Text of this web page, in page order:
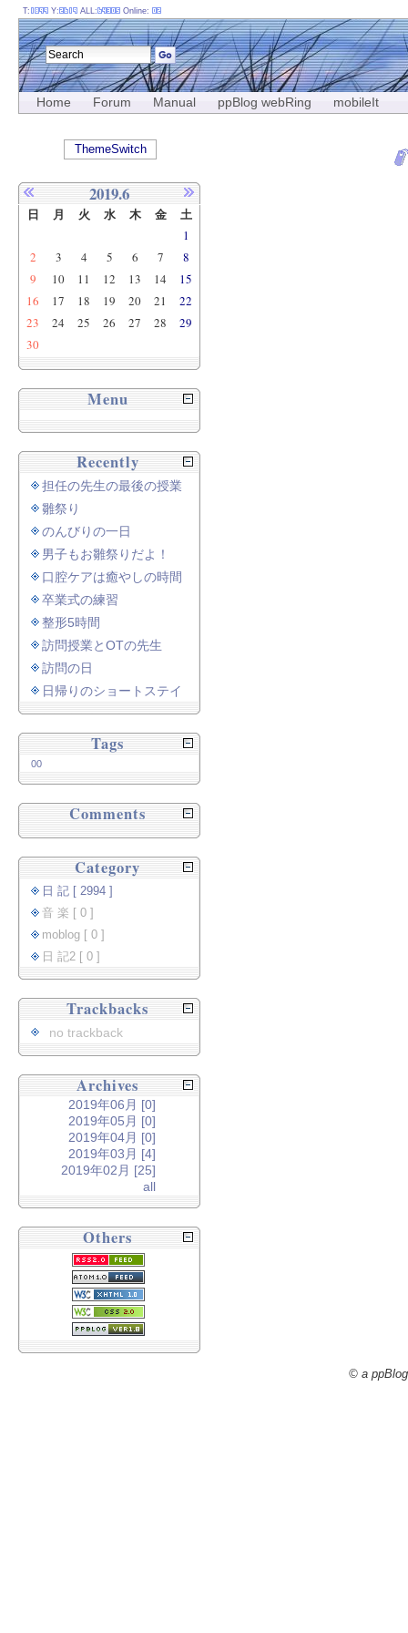
Home Forum Manual ppBlog webRing mobileIt
T: Y: ALL: Online:
ThemeSwitch
2019.6
日 月 火 水 木 金 土
1
2
3 4 5 6 7
8
9
10 11 12 13 14
15
16
17 18 19 20 21
22
23
24 25 26 27 28
29
30
Menu
Recently
担任の先生の最後の授業
雛祭り
のんびりの一日
男子もお雛祭りだよ！
口腔ケアは癒やしの時間
卒業式の練習
整形5時間
訪問授業とOTの先生
訪問の日
日帰りのショートステイ
Tags
00
Comments
Category
日 記 [ 2994 ]
音 楽 [ 0 ]
moblog [ 0 ]
日 記2 [ 0 ]
Trackbacks
no trackback
Archives
2019年06月 [0]
2019年05月 [0]
2019年04月 [0]
2019年03月 [4]
2019年02月 [25]
all
Others
© a